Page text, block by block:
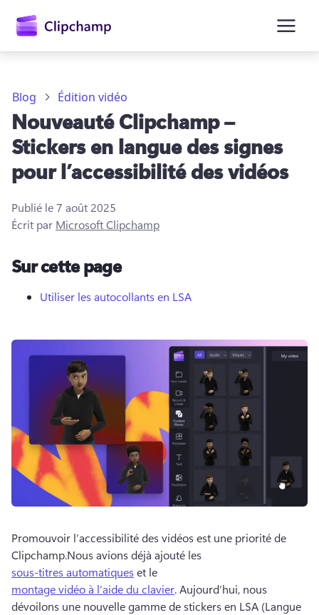
principal
Se connecter
Essayez gratuitement
Blog Édition vidéo
Nouveauté Clipchamp –
Stickers en langue des signes
pour l’accessibilité des vidéos
Publié le7 août 2025
Écrit par Microsoft Clipchamp
Sur cette page
Utiliser les autocollants en LSA
Promouvoir l’accessibilité des vidéos est une priorité de
Clipchamp.Nous avions déjà ajouté les
sous-titres automatiques et le
montage vidéo à l’aide du clavier. Aujourd’hui, nous
dévoilons une nouvelle gamme de stickers en LSA (Langue